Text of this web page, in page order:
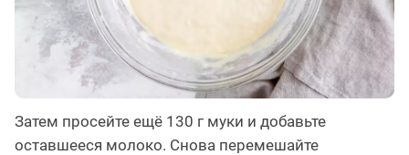
Затем просейте ещё 130 г муки и добавьте
оставшееся молоко. Снова перемешайте